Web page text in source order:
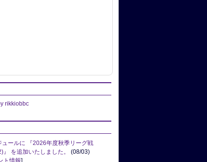
rikkiobbc
ュールに 『2026年度秋季リーグ戦
』 を追加いたしました。 (08/03)
ト情報]